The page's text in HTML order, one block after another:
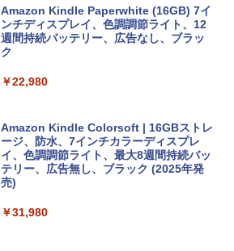
13インチノートブック：AIとApple Intell
igence、13.6インチLiquid Retinaディ
スプレイ、16GBユニファイドメモリ、1
TB SSDストレージ、12MPセンターフレ
D - ミッドナイト
【Amazon.co.jp限定】 HP ノートパソコ
ン 15-fd 15.6インチ 16GBメモリ 512GB
SSD インテル Core 5
￥129,800
インゲームコード】 ロブロックス | オン
ラインコード版
￥3,200
ows11、10/mac対応|PC2台
￥39,582
ト): Java & Bedrock Edition | オンライ
めのAIコーディング入門シリーズ
￥99
AIイラスト表現辞典: 思い通りの絵を引き
￥480
FM TOWNS ハイパー・カタログ: 本体ハ
ェクトリストと最新エミュレータ紹介
Amazon Kindle Paperwhite (16GB) 7イ
ンチディスプレイ、色調調節ライト、12
週間持続バッテリー、広告なし、ブラッ
ク
￥22,980
Amazon Kindle Colorsoft | 16GBストレ
ージ、防水、7インチカラーディスプレ
イ、色調調節ライト、最大8週間持続バッ
テリー、広告無し、ブラック (2025年発
売)
￥31,980